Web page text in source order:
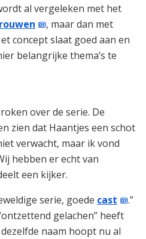
al vergeleken met het
, maar dan met
concept slaat goed aan en
belangrijke thema’s te
over de serie. De
zien dat Haantjes een schot
verwacht, maar ik vond
hebben er echt van
een kijker.
serie, goede cast
.”
gelachen” heeft
naam hoopt nu al